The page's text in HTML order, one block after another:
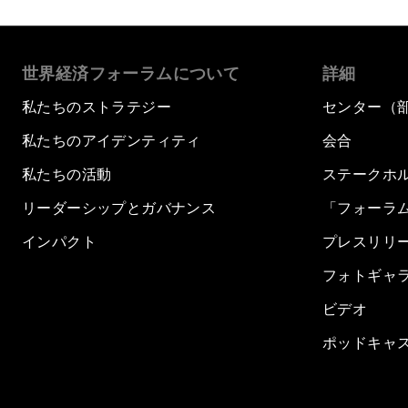
世界経済フォーラムについて
私たちのストラテジー
私たちのアイデンティティ
私たちの活動
リーダーシップとガバナンス
インパクト
詳細
センター（
会合
ステークホ
「フォーラ
プレスリリ
フォトギャ
ビデオ
ポッドキャ